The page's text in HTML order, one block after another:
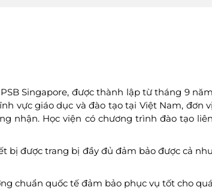
Singapore, được thành lập từ tháng 9
vực giáo dục và đào tạo tại Việt Nam, đơn
nhận. Học viện có chương trình đào tạo
bị được trang bị đầy đủ đảm bảo được cả
chuẩn quốc tế đảm bảo phục vụ tốt cho